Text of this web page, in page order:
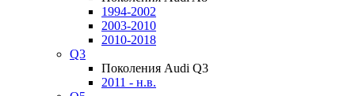
1994-2002
2003-2010
2010-2018
Q3
Поколения Audi Q3
2011 - н.в.